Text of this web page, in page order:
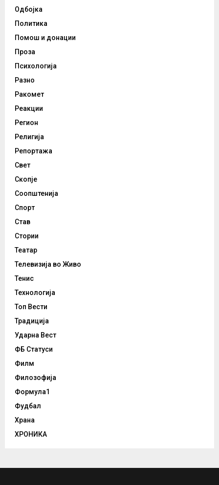
Одбојка
Политика
Помош и донации
Проза
Психологија
Разно
Ракомет
Реакции
Регион
Религија
Репортажа
Свет
Скопје
Соопштенија
Спорт
Став
Стории
Театар
Телевизија во Живо
Тенис
Технологија
Топ Вести
Традиција
Ударна Вест
ФБ Статуси
Филм
Филозофија
Формула1
Фудбал
Храна
ХРОНИКА